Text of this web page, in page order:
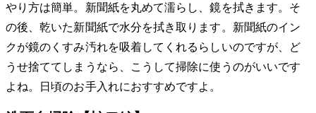
やり方は簡単。新聞紙を丸めて濡らし、鏡を拭きます。そ
の後、乾いた新聞紙で水分を拭き取ります。新聞紙のイン
クが鏡のくすみ汚れを吸着してくれるらしいのですが、ど
うせ捨ててしまうなら、こうして掃除に使うのがいいです
よね。日頃のお手入れにおすすめですよ。